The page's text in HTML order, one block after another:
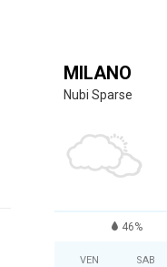
MILANO
Nubi Sparse
46%
VEN SAB